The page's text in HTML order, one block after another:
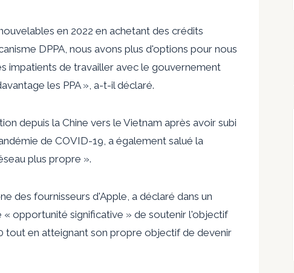
en 2022 en achetant des crédits
DPPA, nous avons plus d'options pour nous
impatients de travailler avec le gouvernement
les PPA », a-t-il déclaré.
depuis la Chine vers le Vietnam après avoir subi
de COVID-19, a également salué la
plus propre ».
des fournisseurs d'Apple, a déclaré dans un
opportunité significative » de soutenir l'objectif
tout en atteignant son propre objectif de devenir